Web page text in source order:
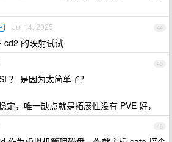
44
Jul 14, 2025
cd2 的映射试试
45
？ 是因为太简单了？
定，唯一缺点就是拓展性没有 PVE 好，
46